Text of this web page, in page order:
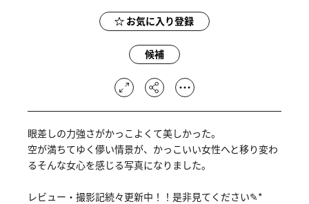
お気に入り登録
候補
眼差しの力強さがかっこよくて美しかった。
空が満ちてゆく儚い情景が、かっこいい女性へと移り変わ
るそんな女心を感じる写真になりました。
レビュー・撮影記続々更新中！！是非見てください✎*